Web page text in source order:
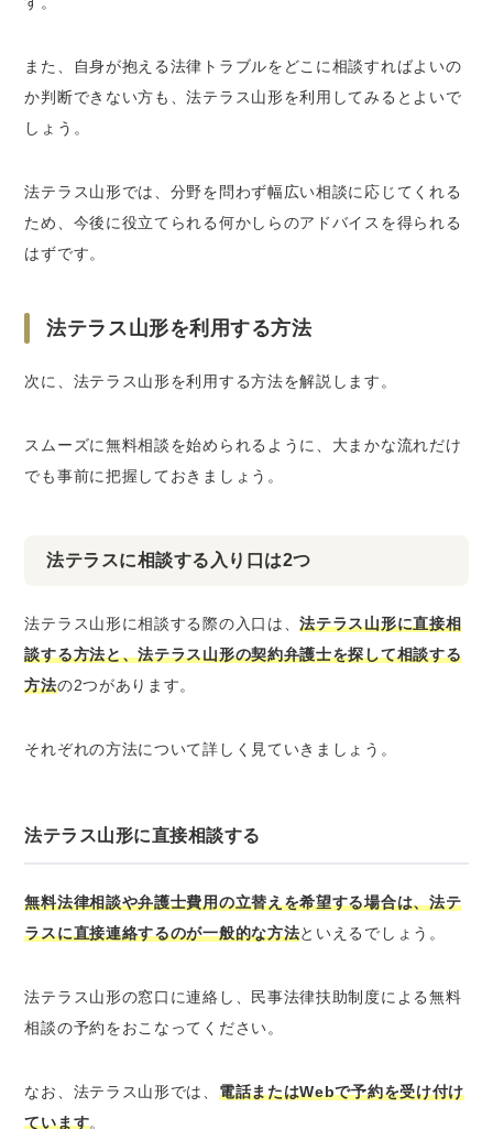
また、自身が抱える法律トラブルをどこに相談すればよいの
か判断できない方も、法テラス山形を利用してみるとよいで
しょう。
法テラス山形では、分野を問わず幅広い相談に応じてくれる
ため、今後に役立てられる何かしらのアドバイスを得られる
はずです。
法テラス山形を利用する方法
次に、法テラス山形を利用する方法を解説します。
スムーズに無料相談を始められるように、大まかな流れだけ
でも事前に把握しておきましょう。
法テラスに相談する入り口は2つ
法テラス山形に相談する際の入口は、法テラス山形に直接相
談する方法と、法テラス山形の契約弁護士を探して相談する
方法の2つがあります。
それぞれの方法について詳しく見ていきましょう。
法テラス山形に直接相談する
無料法律相談や弁護士費用の立替えを希望する場合は、法テ
ラスに直接連絡するのが一般的な方法といえるでしょう。
法テラス山形の窓口に連絡し、民事法律扶助制度による無料
相談の予約をおこなってください。
なお、法テラス山形では、 電話またはWebで予約を受け付け
ています。